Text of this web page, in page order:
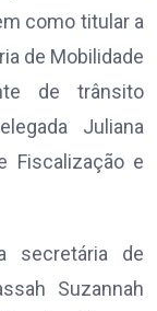
como titular a
de Mobilidade
de trânsito
Juliana
Fiscalização e
secretária de
Suzannah